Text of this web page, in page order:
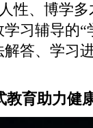
、博学多
习辅导的“
答、学习
教育助力健